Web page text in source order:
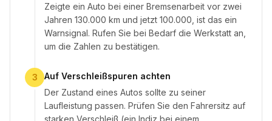
Zeigte ein Auto bei einer Bremsen­arbeit vor zwei
Jahren 130.000 km und jetzt 100.000, ist das ein
Warnsignal. Rufen Sie bei Bedarf die Werkstatt an,
um die Zahlen zu bestätigen.
3
Auf Verschleißspuren achten
Der Zustand eines Autos sollte zu seiner
Laufleistung passen. Prüfen Sie den Fahrersitz auf
starken Verschleiß (ein Indiz bei einem